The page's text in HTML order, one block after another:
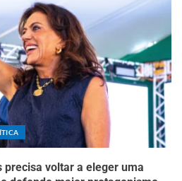
precisa voltar a eleger uma